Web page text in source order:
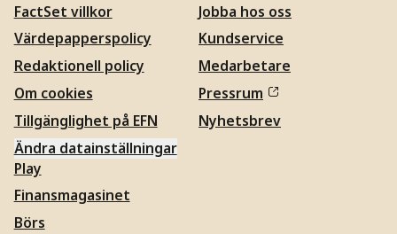
FactSet villkor
Värdepapperspolicy
Redaktionell policy
Om cookies
Tillgänglighet på EFN
Ändra datainställningar
Jobba hos oss
Kundservice
Medarbetare
Pressrum
Nyhetsbrev
Play
Finansmagasinet
Börs